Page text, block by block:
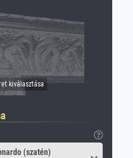
(szatén)